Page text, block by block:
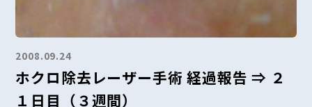
2008.09.24
ホクロ除去レーザー手術 経過報告 ⇒ ２
１日目（３週間）